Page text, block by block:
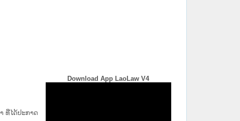
ທີ່ໄດ້ປະກາດ
Download App LaoLaw V4